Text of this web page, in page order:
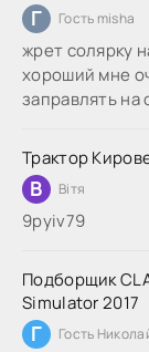
Г Гость misha
жрет солярку
хороший мне
заправлять на
Трактор
В Вітя
9руіv79
Подборщик
Simulator 2017
Г Гость